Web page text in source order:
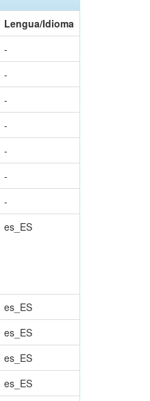
Lengua/Idioma
-
-
-
-
-
-
-
es_ES
es_ES
es_ES
es_ES
es_ES